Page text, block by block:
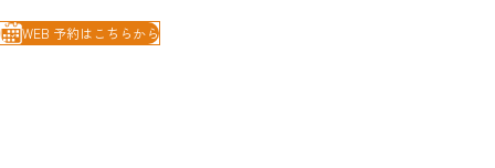
WEB 予約はこちらから